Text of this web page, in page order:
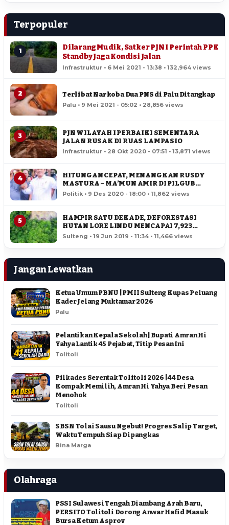
Terpopuler
1
Dilarang Mudik, Satker PJN I Perintah PPK
Standby Jaga Kondisi Jalan
Infrastruktur • 6 Mei 2021 - 13:38 • 132,964 views
2 Terlibat Narkoba Dua PNS di Palu Ditangkap
Palu • 9 Mei 2021 - 05:02 • 28,856 views
3
PJN WILAYAH I PERBAIKI SEMENTARA
JALAN RUSAK DI RUAS LAMPASIO
Infrastruktur • 28 Okt 2020 - 07:51 • 13,871 views
4
HITUNGAN CEPAT, MENANGKAN RUSDY
MASTURA – MA’MUN AMIR DI PILGUB
SULTENG
Politik • 9 Des 2020 - 18:00 • 11,862 views
5
HAMPIR SATU DEKADE, DEFORESTASI
HUTAN LORE LINDU MENCAPAI 7,923
HEKTAR
Sulteng • 19 Jun 2019 - 11:34 • 11,466 views
Jangan Lewatkan
Ketua Umum PBNU | PMII Sulteng Kupas Peluang
Kader Jelang Muktamar 2026
Palu
Pelantikan Kepala Sekolah | Bupati Amran Hi
Yahya Lantik 45 Pejabat, Titip Pesan Ini
Tolitoli
Pilkades Serentak Tolitoli 2026 | 44 Desa
Kompak Memilih, Amran Hi Yahya Beri Pesan
Menohok
Tolitoli
SBSN Tolai Sausu Ngebut! Progres Salip Target,
Waktu Tempuh Siap Dipangkas
Bina Marga
Olahraga
PSSI Sulawesi Tengah Diambang Arah Baru,
PERSITO Tolitoli Dorong Anwar Hafid Masuk
Bursa Ketum Asprov